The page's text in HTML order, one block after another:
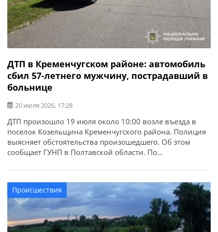
ДТП в Кременчугском районе: автомобиль
сбил 57-летнего мужчину, пострадавший в
больнице
20 июля 2026, 17:28
ДТП произошло 19 июля около 10:00 возле въезда в
поселок Козельщина Кременчугского района. Полиция
выясняет обстоятельства произошедшего. Об этом
сообщает ГУНП в Полтавской области. По
Renault Duster под управлением водителя, 1996 года
рождения, совершил наезд на 57-летнего мужчину. В
результате ДТП пешеход с телесными повреждениями
госпитализирован.
Происшествия